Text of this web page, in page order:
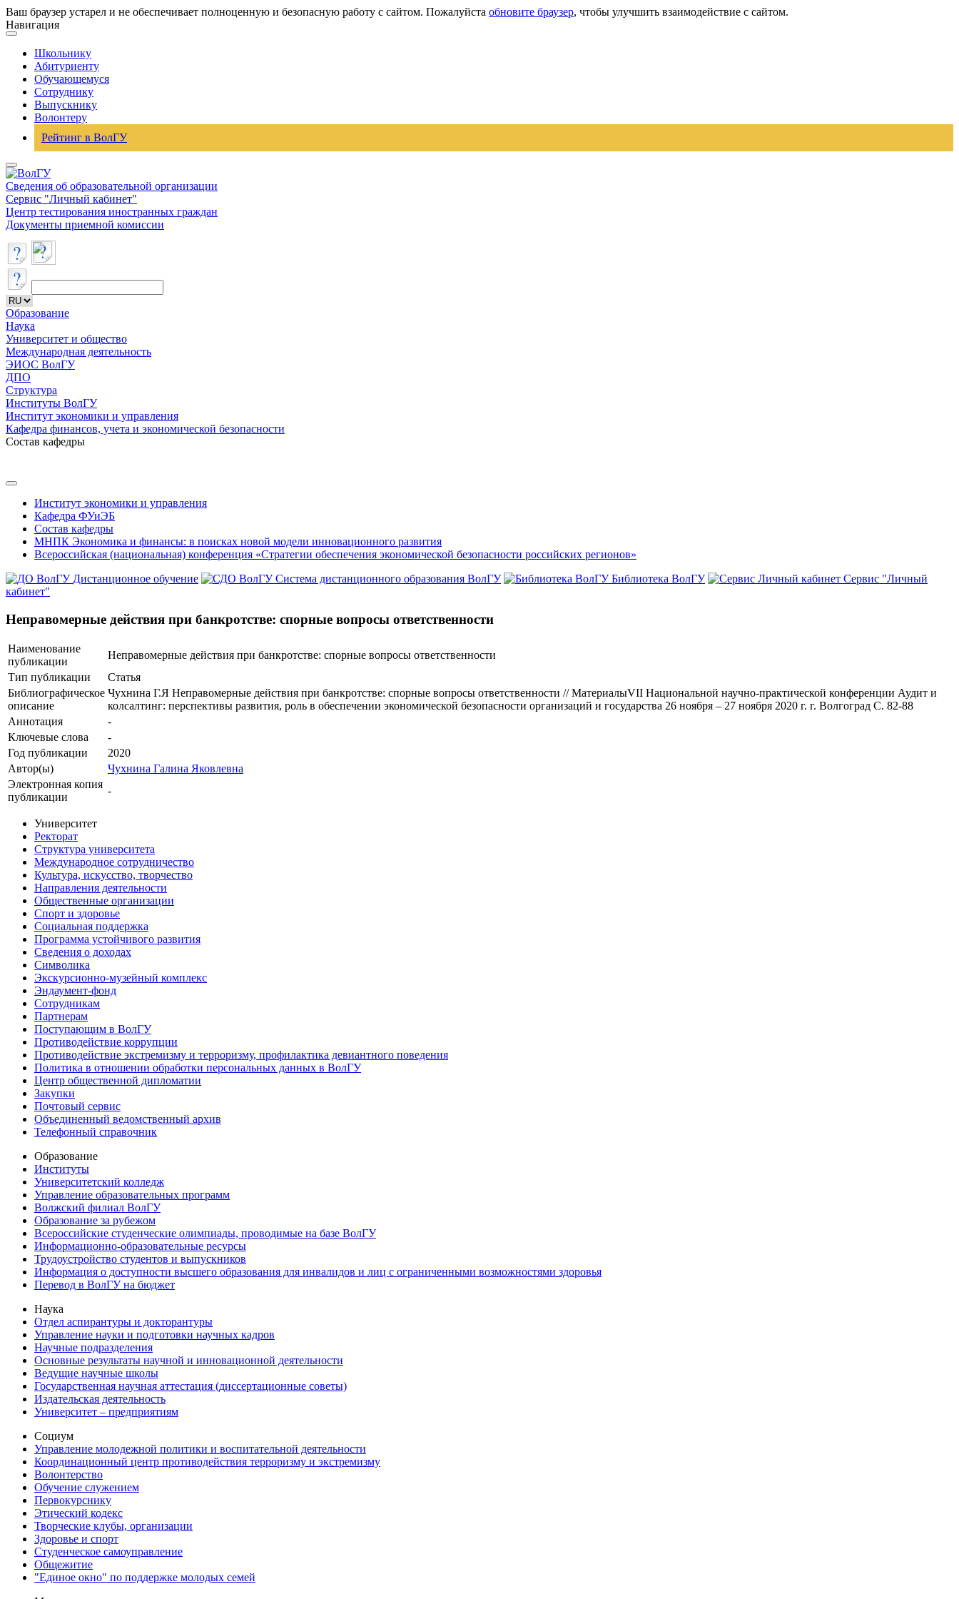
Ваш браузер устарел и не обеспечивает полноценную и безопасную работу с сайтом. Пожалуйста обновите браузер, чтобы улучшить взаимодействие с сайтом.
Навигация
Школьнику
Абитуриенту
Обучающемуся
Сотруднику
Выпускнику
Волонтеру
Рейтинг в ВолГУ
Сведения об образовательной организации
Сервис "Личный кабинет"
Центр тестирования иностранных граждан
Документы приемной комиссии
Образование
Наука
Университет и общество
Международная деятельность
ЭИОС ВолГУ
ДПО
Структура
Институты ВолГУ
Институт экономики и управления
Кафедра финансов, учета и экономической безопасности
Состав кафедры
Институт экономики и управления
Кафедра ФУиЭБ
Состав кафедры
МНПК Экономика и финансы: в поисках новой модели инновационного развития
Всероссийская (национальная) конференция «Стратегии обеспечения экономической безопасности российских регионов»
Дистанционное обучение
Система дистанционного образования ВолГУ Библиотека ВолГУ
Сервис "Личный
кабинет"
Неправомерные действия при банкротстве: спорные вопросы ответственности
Наименование
публикации
Неправомерные действия при банкротстве: спорные вопросы ответственности
Тип публикации
Статья
Библиографическое
описание
Чухнина Г.Я Неправомерные действия при банкротстве: спорные вопросы ответственности // МатериалыVII Национальной научно-практической конференции Аудит и
колсалтинг: перспективы развития, роль в обеспечении экономической безопасности организаций и государства 26 ноября – 27 ноября 2020 г. г. Волгоград С. 82-88
Аннотация
-
Ключевые cлова
-
Год публикации
2020
Автор(ы)
Чухнина Галина Яковлевна
Электронная копия
публикации
-
Университет
Ректорат
Структура университета
Международное сотрудничество
Культура, искусство, творчество
Направления деятельности
Общественные организации
Спорт и здоровье
Социальная поддержка
Программа устойчивого развития
Сведения о доходах
Символика
Экскурсионно-музейный комплекс
Эндаумент-фонд
Сотрудникам
Партнерам
Поступающим в ВолГУ
Противодействие коррупции
Противодействие экстремизму и терроризму, профилактика девиантного поведения
Политика в отношении обработки персональных данных в ВолГУ
Центр общественной дипломатии
Закупки
Почтовый сервис
Объединенный ведомственный архив
Телефонный справочник
Образование
Институты
Университетский колледж
Управление образовательных программ
Волжский филиал ВолГУ
Образование за рубежом
Всероссийские студенческие олимпиады, проводимые на базе ВолГУ
Информационно-образовательные ресурсы
Трудоустройство студентов и выпускников
Информация о доступности высшего образования для инвалидов и лиц с ограниченными возможностями здоровья
Перевод в ВолГУ на бюджет
Наука
Отдел аспирантуры и докторантуры
Управление науки и подготовки научных кадров
Научные подразделения
Основные результаты научной и инновационной деятельности
Ведущие научные школы
Государственная научная аттестация (диссертационные советы)
Издательская деятельность
Университет – предприятиям
Социум
Управление молодежной политики и воспитательной деятельности
Координационный центр противодействия терроризму и экстремизму
Волонтерство
Обучение служением
Первокурснику
Этический кодекс
Творческие клубы, организации
Здоровье и спорт
Студенческое самоуправление
Общежитие
"Единое окно" по поддержке молодых семей